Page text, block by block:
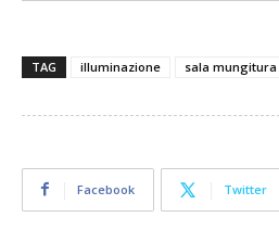
TAG illuminazione sala mungitura
Facebook Twitter